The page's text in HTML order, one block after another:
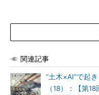
関連記事
“土木×AI”で起
（18）：【第